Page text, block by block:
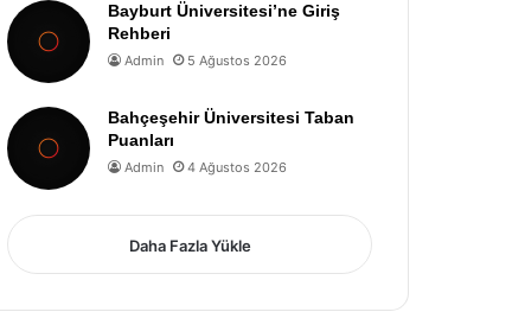
Bayburt Üniversitesi’ne Giriş
Rehberi
Admin 5 Ağustos 2026
Bahçeşehir Üniversitesi Taban
Puanları
Admin 4 Ağustos 2026
Daha Fazla Yükle